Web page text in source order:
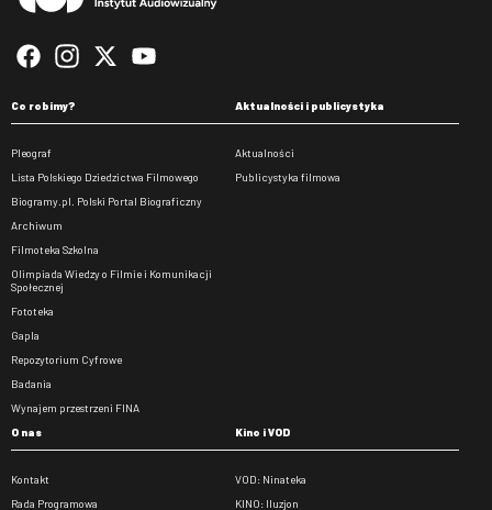
Co robimy?
Pleograf
Lista Polskiego Dziedzictwa Filmowego
Biogramy.pl. Polski Portal Biograficzny
Archiwum
Filmoteka Szkolna
Olimpiada Wiedzy o Filmie i Komunikacji
Społecznej
Fototeka
Gapla
Repozytorium Cyfrowe
Badania
Wynajem przestrzeni FINA
Aktualności i publicystyka
Aktualności
Publicystyka filmowa
O nas
Kontakt
Rada Programowa
Kino i VOD
VOD: Ninateka
KINO: Iluzjon